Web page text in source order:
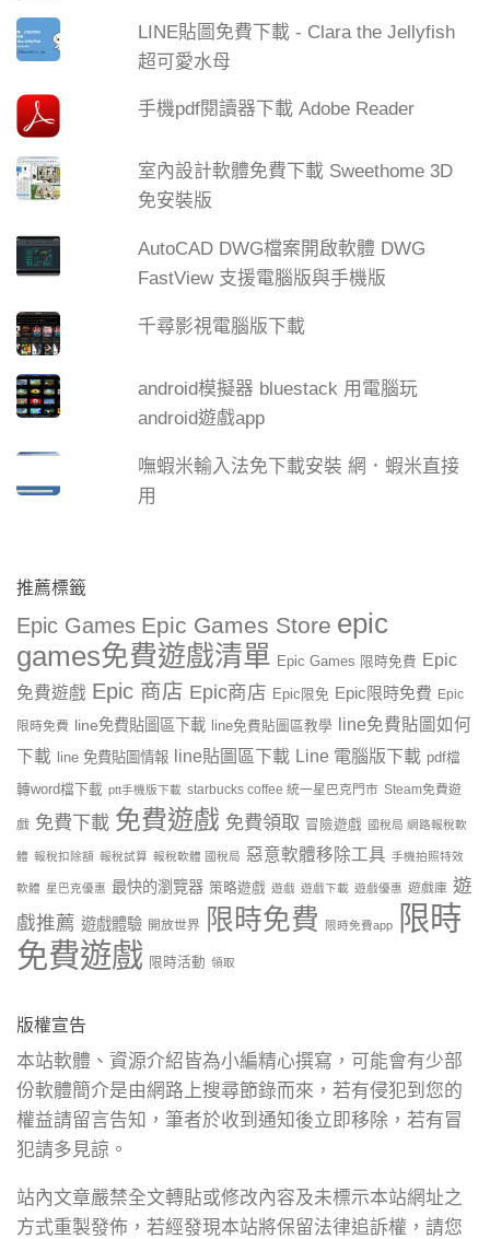
LINE貼圖免費下載 - Clara the Jellyfish
超可愛水母
手機pdf閱讀器下載 Adobe Reader
室內設計軟體免費下載 Sweethome 3D
免安裝版
AutoCAD DWG檔案開啟軟體 DWG
FastView 支援電腦版與手機版
千尋影視電腦版下載
android模擬器 bluestack 用電腦玩
android遊戲app
嘸蝦米輸入法免下載安裝 網．蝦米直接
用
推薦標籤
Epic Games Epic Games Store epic
games免費遊戲清單 Epic Games 限時免費 Epic
免費遊戲 Epic 商店 Epic商店 Epic限免 Epic限時免費 Epic
限時免費 line免費貼圖區下載 line免費貼圖區教學
line免費貼圖如何
下載 line 免費貼圖情報 line貼圖區下載 Line 電腦版下載 pdf檔
轉word檔下載 ptt手機版下載 starbucks coffee 統一星巴克門市 Steam免費遊
戲 免費下載 免費遊戲 免費領取 冒險遊戲 國稅局 網路報稅軟
體 報稅扣除額 報稅試算 報稅軟體 國稅局 惡意軟體移除工具 手機拍照特效
軟體 星巴克優惠 最快的瀏覽器 策略遊戲 遊戲 遊戲下載 遊戲優惠 遊戲庫 遊
戲推薦 遊戲體驗 開放世界 限時免費 限時免費app
限時
免費遊戲 限時活動 領取
版權宣告
本站軟體、資源介紹皆為小編精心撰寫，可能會有少部
份軟體簡介是由網路上搜尋節錄而來，若有侵犯到您的
權益請留言告知，筆者於收到通知後立即移除，若有冒
犯請多見諒。
站內文章嚴禁全文轉貼或修改內容及未標示本站網址之
方式重製發佈，若經發現本站將保留法律追訴權，請您